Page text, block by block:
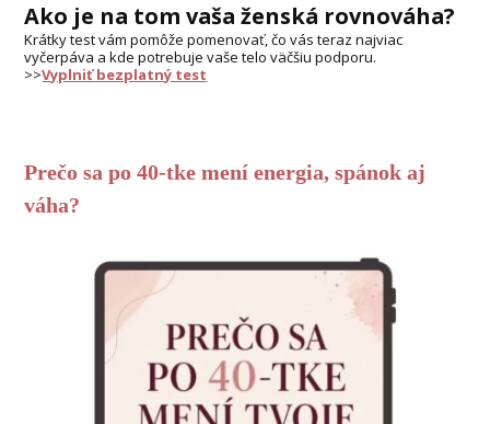
Ako je na tom vaša ženská rovnováha?
Krátky test vám pomôže pomenovať, čo vás teraz najviac
vyčerpáva a kde potrebuje vaše telo väčšiu podporu.
>>Vyplniť bezplatný test
Prečo sa po 40-tke mení energia, spánok aj
váha?